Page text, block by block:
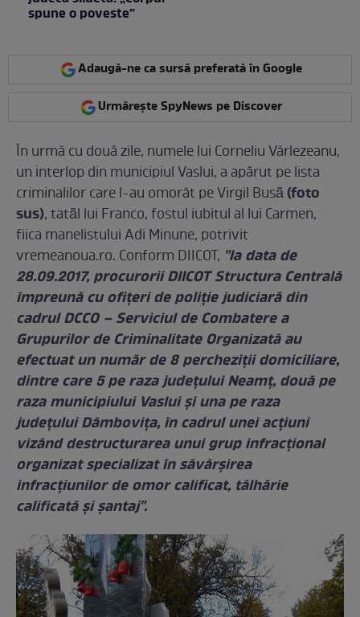
spune o poveste”
Adaugă-ne ca sursă preferată în Google
Urmărește SpyNews pe Discover
În urmă cu două zile, numele lui Corneliu Vârlezeanu,
un interlop din municipiul Vaslui, a apărut pe lista
criminalilor care l-au omorât pe Virgil Busã(foto
sus), tatãl lui Franco, fostul iubitul al lui Carmen,
fiica manelistului Adi Minune, potrivit
vremeanoua.ro. Conform DIICOT, "la data de
28.09.2017, procurorii DIICOT Structura Centrală
împreună cu ofițeri de poliție judiciară din
cadrul DCCO – Serviciul de Combatere a
Grupurilor de Criminalitate Organizată au
efectuat un număr de 8 percheziţii domiciliare,
dintre care 5 pe raza judeţului Neamţ, două pe
raza municipiului Vaslui şi una pe raza
judeţului Dâmboviţa, în cadrul unei acţiuni
vizând destructurarea unui grup infracţional
organizat specializat în săvârşirea
infracţiunilor de omor calificat, tâlhărie
calificată şi şantaj".